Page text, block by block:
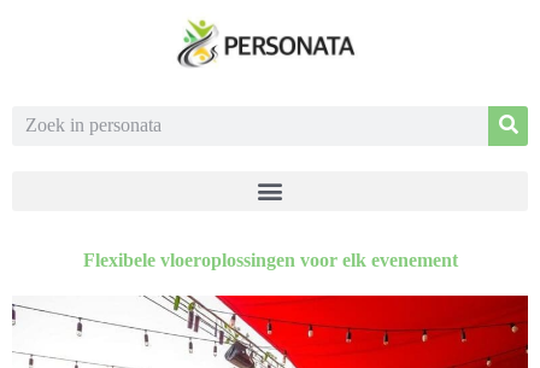
Flexibele vloeroplossingen voor elk evenement